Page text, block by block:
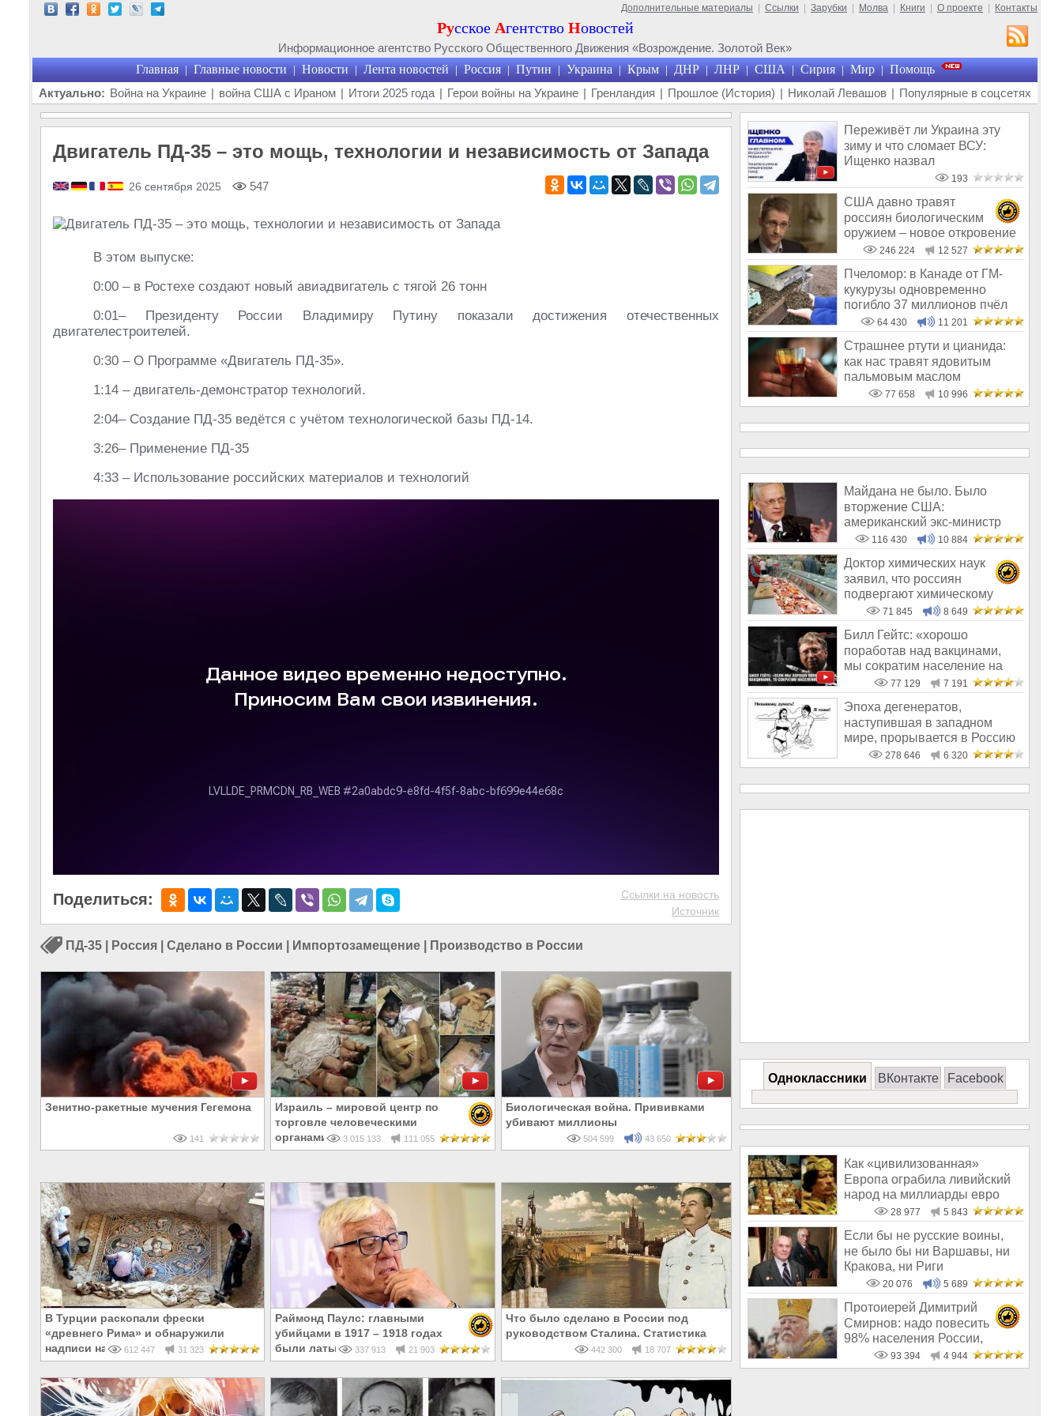
Дополнительные материалы Ссылки Зарубки Молва Книги О проекте Контакты
Русское Агентство Новостей
Информационное агентство Русского Общественного Движения «Возрождение. Золотой Век»
Главная | Главные новости | Новости | Лента новостей | Россия | Путин | Украина | Крым | ДНР | ЛНР | США | Сирия | Мир | Помощь
Актуально: Война на Украине | война США с Ираном | Итоги 2025 года | Герои войны на Украине | Гренландия | Прошлое (История) | Николай Левашов | Популярные в соцсетях
Двигатель ПД-35 – это мощь, технологии и независимость от Запада
26 сентября 2025 547
В этом выпуске:
0:00 – в Ростехе создают новый авиадвигатель с тягой 26 тонн
0:01– Президенту России Владимиру Путину показали достижения отечественных
двигателестроителей.
0:30 – О Программе «Двигатель ПД-35».
1:14 – двигатель-демонстратор технологий.
2:04– Создание ПД-35 ведётся с учётом технологической базы ПД-14.
3:26– Применение ПД-35
4:33 – Использование российских материалов и технологий
Поделиться:
Ссылки на новость
Источник
ПД-35 Россия Сделано в России Импортозамещение Производство в России
Зенитно-ракетные мучения Гегемона
141
Израиль – мировой центр по
торговле человеческими
органами
3 015 133 111 055
Биологическая война. Прививками
убивают миллионы
504 599 43 650
В Турции раскопали фрески
«древнего Рима» и обнаружили
надписи на Русском!
612 447 31 323
Раймонд Паулс: главными
убийцами в 1917 – 1918 годах
были латыши и евреи, а не русские
337 913 21 903
Что было сделано в России под
руководством Сталина. Статистика
442 300 18 707
Переживёт ли Украина эту
зиму и что сломает ВСУ:
Ищенко назвал
единственное решение
193
США давно травят
россиян биологическим
оружием – новое откровение
Эдварда Сноудена
246 224 12 527
Пчеломор: в Канаде от ГМ-
кукурузы одновременно
погибло 37 миллионов пчёл
64 430 11 201
Страшнее ртути и цианида:
как нас травят ядовитым
пальмовым маслом
77 658 10 996
Майдана не было. Было
вторжение США:
американский экс-министр
написал открытое пись
116 430 10 884
Доктор химических наук
заявил, что россиян
подвергают химическому
геноциду71 845 8 649
Билл Гейтс: «хорошо
поработав над вакцинами,
мы сократим население на
10-15%»77 129 7 191
Эпоха дегенератов,
наступившая в западном
мире, прорывается в Россию
278 646 6 320
Одноклассники ВКонтакте Facebook
Как «цивилизованная»
Европа ограбила ливийский
народ на миллиарды евро
28 977 5 843
Если бы не русские воины,
не было бы ни Варшавы, ни
Кракова, ни Риги
20 076 5 689
Протоиерей Димитрий
Смирнов: надо повесить
98% населения России,
чтобы восторжество
93 394 4 944